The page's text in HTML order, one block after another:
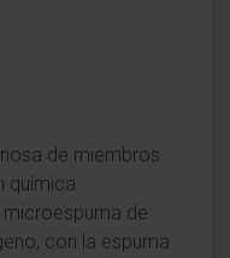
de miembros
química
de
con la espuma